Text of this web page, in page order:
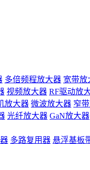
多倍频程放大器 宽带放
视频放大器 RF驱动放
放大器 微波放大器 窄
光纤放大器 GaN放大器
多路复用器 悬浮基板